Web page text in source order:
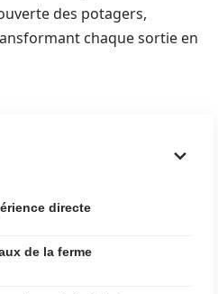
des potagers,
chaque sortie en
directe
de la ferme